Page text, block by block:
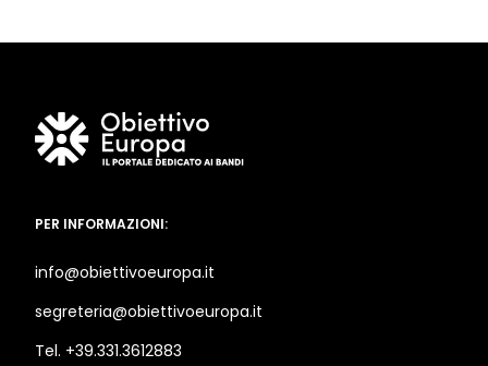
PER INFORMAZIONI:
info@obiettivoeuropa.it
segreteria@obiettivoeuropa.it
Tel. +39.331.3612883